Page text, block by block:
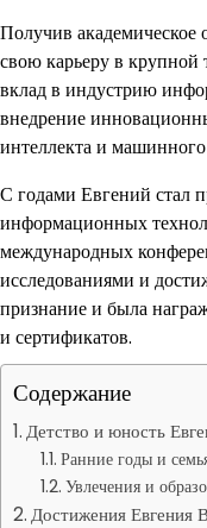
Получив
свою карьеру в
вклад в индустрию
внедрение
интеллекта и
С годами Евгений стал
информационных
международных
исследованиями и
признание и была
и сертификатов.
Содержание
Детство и юность
Ранние годы и
Увлечения и
Достижения Евгения